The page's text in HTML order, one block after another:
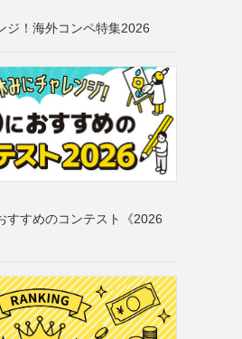
ジ！海外コンペ特集2026
すすめのコンテスト《2026